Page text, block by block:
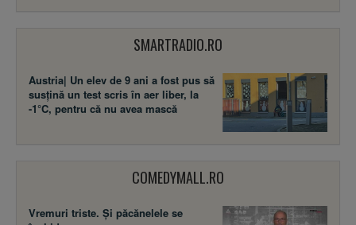
SMARTRADIO.RO
Austria| Un elev de 9 ani a fost pus să
susţină un test scris în aer liber, la
-1°C, pentru că nu avea mască
COMEDYMALL.RO
Vremuri triste. Şi păcănelele se